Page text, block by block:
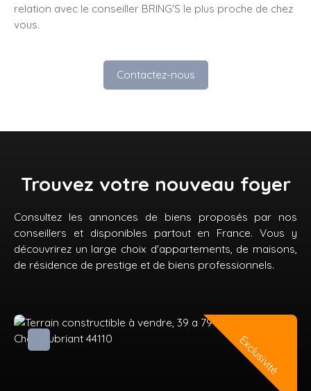
relation avec le conseiller BRING'S le plus proche de chez
vous.
Contactez-nous
Trouvez votre nouveau foyer
Consultez les annonces de biens proposés par nos
conseillers et disponibles partout en France. Vous y
découvrirez un large choix d'appartements, de maisons,
de résidence de prestige et de biens professionnels.
Exclusivité